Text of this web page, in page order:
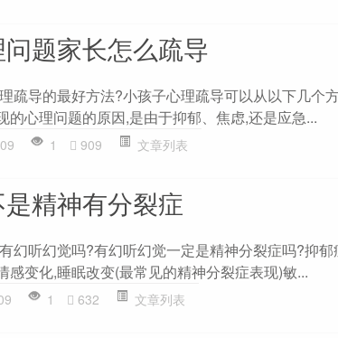
题家长怎么疏导
疏导的最好方法?小孩子心理疏导可以从以下几个
的心理问题的原因,是由于抑郁、焦虑,还是应急...
1 909 文章列表
精神有分裂症
幻听幻觉吗?有幻听幻觉一定是精神分裂症吗?抑
感变化,睡眠改变(最常见的精神分裂症表现)敏...
1 632 文章列表